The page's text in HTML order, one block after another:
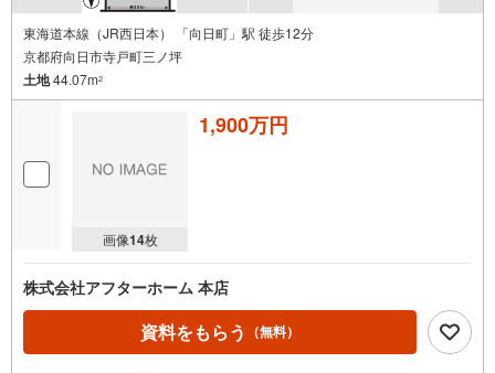
東海道本線（JR西日本） 「向日町」駅 徒歩12分
京都府向日市寺戸町三ノ坪
土地44.07m2
画像14枚
1,900万円
株式会社アフターホーム 本店
資料をもらう （無料）